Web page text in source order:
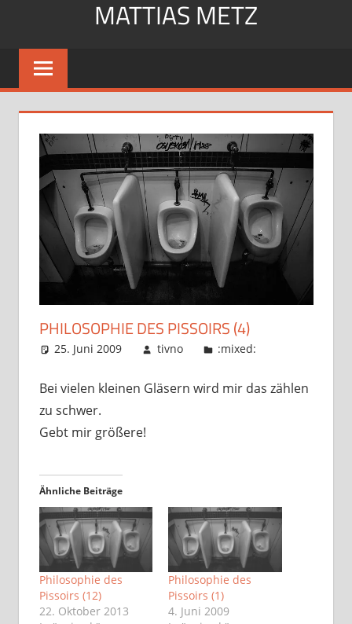
MATTIAS METZ
Pfadfinder.
SciFi-
Gärtner?
PHILOSOPHIE DES PISSOIRS (4)
25. Juni 2009 tivno :mixed:
Bei vielen kleinen Gläsern wird mir das zählen
zu schwer.
Gebt mir größere!
Ähnliche Beiträge
Philosophie des
Pissoirs (12)
22. Oktober 2013
Philosophie des
Pissoirs (1)
4. Juni 2009